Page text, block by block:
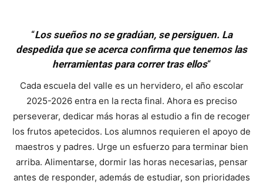
“Los sueños no se gradúan, se persiguen. La
despedida que se acerca confirma que tenemos las
herramientas para correr tras ellos“
Cada escuela del valle es un hervidero, el año escolar
2025-2026 entra en la recta final. Ahora es preciso
perseverar, dedicar más horas al estudio a fin de recoger
los frutos apetecidos. Los alumnos requieren el apoyo de
maestros y padres. Urge un esfuerzo para terminar bien
arriba. Alimentarse, dormir las horas necesarias, pensar
antes de responder, además de estudiar, son prioridades